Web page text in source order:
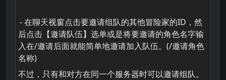
- 在聊天视窗点击要邀请组队的其他冒险家的ID，然
后点击【邀请队伍】选单或是将要邀请的角色名字输
入在/邀请后面就能简单地邀请加入队伍。(/邀请角色
名称)
不过，只有和对方在同一个服务器时可以邀请组队。